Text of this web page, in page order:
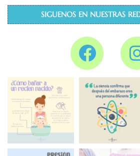
SIGUENOS EN NUESTRAS